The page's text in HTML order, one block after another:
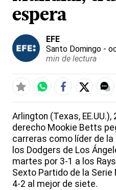
espera
EFE
Santo Domingo -
min de lectura
Arlington (Texas,
derecho Mookie Betts
carreras como líder de
los Dodgers de Los
martes por 3-1 a los
Sexto Partido de la Serie
4-2 al mejor de siete.